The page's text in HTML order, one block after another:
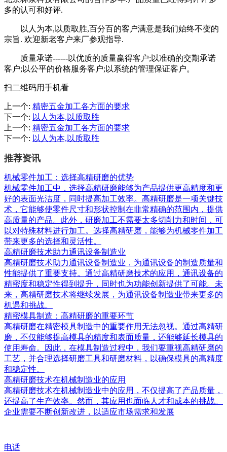
多的认可和好评.
以人为本,以质取胜,百分百的客户满意是我们始终不变的
宗旨. 欢迎新老客户来厂参观指导.
质量承诺------以优质的质量赢得客户;以准确的交期承诺
客户;以公平的价格服务客户;以系统的管理保证客户。
扫二维码用手机看
上一个: 精密五金加工各方面的要求
下一个: 以人为本,以质取胜
上一个: 精密五金加工各方面的要求
下一个: 以人为本,以质取胜
推荐资讯
机械零件加工：选择高精研磨的优势
机械零件加工中，选择高精研磨能够为产品提供更高精度和更
好的表面光洁度，同时提高加工效率。高精研磨是一项关键技
术，它能够使零件尺寸和形状控制在非常精确的范围内，提供
高质量的产品。此外，研磨加工不需要太多切削力和时间，可
以对特殊材料进行加工。选择高精研磨，能够为机械零件加工
带来更多的选择和灵活性。
高精研磨技术助力通讯设备制造业
高精研磨技术助力通讯设备制造业，为通讯设备的制造质量和
性能提供了重要支持。通过高精研磨技术的应用，通讯设备的
精密度和稳定性得到提升，同时也为功能创新提供了可能。未
来，高精研磨技术将继续发展，为通讯设备制造业带来更多的
机遇和挑战。
精密模具制造：高精研磨的重要环节
高精研磨在精密模具制造中的重要作用无法忽视。通过高精研
磨，不仅能够提高模具的精度和表面质量，还能够延长模具的
使用寿命。因此，在模具制造过程中，我们要重视高精研磨的
工艺，并合理选择研磨工具和研磨材料，以确保模具的高精度
和稳定性。
高精研磨技术在机械制造业的应用
高精研磨技术在机械制造业中的应用，不仅提高了产品质量，
还提高了生产效率。然而，其应用也面临人才和成本的挑战。
企业需要不断创新改进，以适应市场需求和发展
电话